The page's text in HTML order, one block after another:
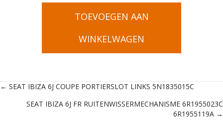
TOEVOEGEN AAN
WINKELWAGEN
Posts
navigation
← SEAT IBIZA 6J COUPE PORTIERSLOT LINKS 5N1835015C
SEAT IBIZA 6J FR RUITENWISSERMECHANISME 6R1955023C
6R1955119A →